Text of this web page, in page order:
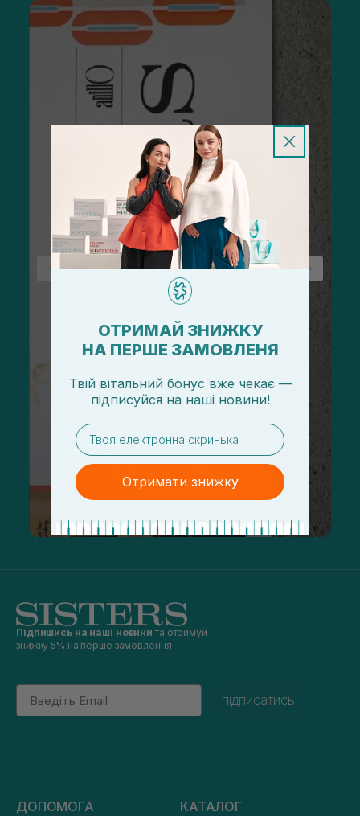
Підпишись на наші новини та отримуй
знижку 5% на перше замовлення
Email
підписатись
ДОПОМОГА КАТАЛОГ
ОТРИМАЙ ЗНИЖКУ
НА ПЕРШЕ ЗАМОВЛЕНЯ
Твій вітальний бонус вже чекає —
підписуйся на наші новини!
email
Отримати знижку